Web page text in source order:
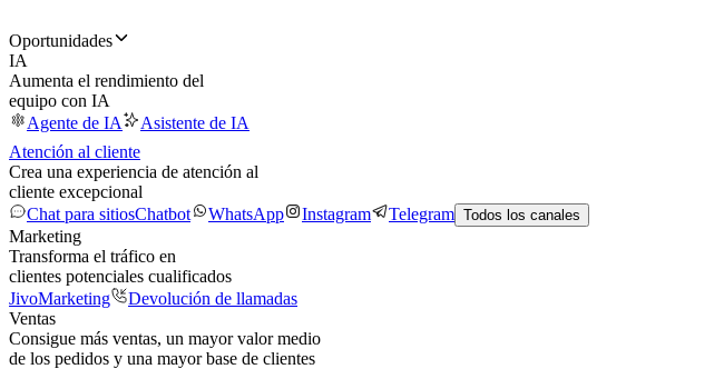
Oportunidades
IA
Aumenta el rendimiento del
equipo con IA
Agente de IA
Asistente de IA
Atención al cliente
Crea una experiencia de atención al
cliente excepcional
Chat para sitiosChatbot WhatsApp Instagram Telegram Todos los canales
Marketing
Transforma el tráfico en
clientes potenciales cualificados
JivoMarketing
Devolución de llamadas
Ventas
Consigue más ventas, un mayor valor medio
de los pedidos y una mayor base de clientes